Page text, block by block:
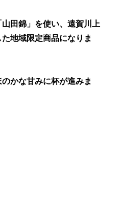
田錦」を使い、遠賀川上
地域限定商品になりま
かな甘みに杯が進みま